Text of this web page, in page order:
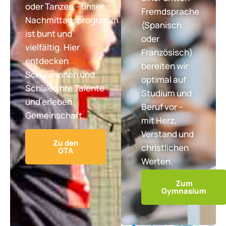
oder Tanzen – unser
Nachmittagsprogramm
ist bunt und
vielfältig. Hier
entdecken
Schülerinnen und
Schüler ihre Talente
und erleben
Gemeinschaft.
Zu den
GTA
Fremdsprache
(Spanisch
oder
Französisch)
bereiten wir
optimal auf
Studium und
Beruf vor –
mit Herz,
Verstand und
christlichen
Werten.
Zum
Gymnasium